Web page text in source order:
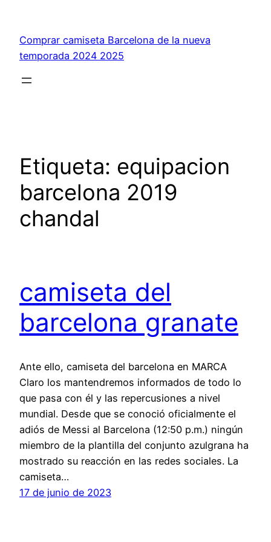
contenido
Comprar camiseta Barcelona de la nueva
temporada 2024 2025
Etiqueta: equipacion
barcelona 2019
chandal
camiseta del
barcelona granate
Ante ello, camiseta del barcelona en MARCA
Claro los mantendremos informados de todo lo
que pasa con él y las repercusiones a nivel
mundial. Desde que se conoció oficialmente el
adiós de Messi al Barcelona (12:50 p.m.) ningún
miembro de la plantilla del conjunto azulgrana ha
mostrado su reacción en las redes sociales. La
camiseta…
17 de junio de 2023